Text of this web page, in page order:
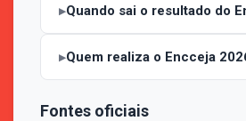
Quando sai o resultado do
Quem realiza o Encceja
Fontes oficiais